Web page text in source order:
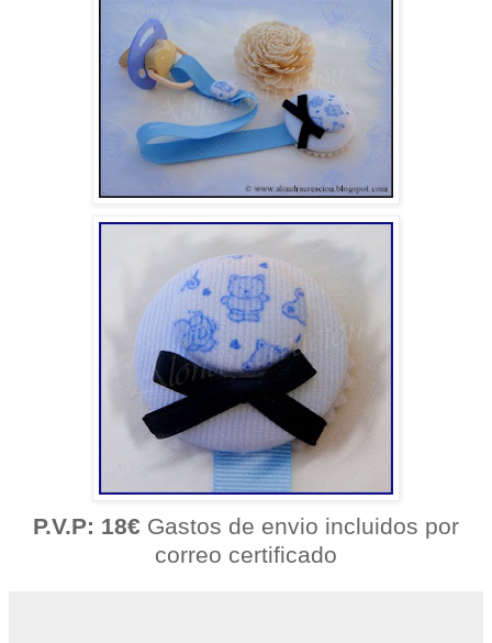
P.V.P: 18€ Gastos de envio incluidos por
correo certificado